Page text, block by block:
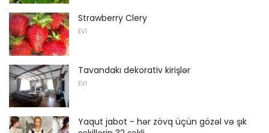
Strawberry Clery
EVI
Tavandakı dekorativ kirişlər
EVI
Yaqut jabot - hər zövq üçün gözəl və şık